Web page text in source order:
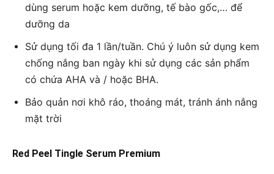
dùng serum hoặc kem dưỡng, tế bào gốc,… để
dưỡng da
Sử dụng tối đa 1 lần/tuần. Chú ý luôn sử dụng kem
chống nắng ban ngày khi sử dụng các sản phẩm
có chứa AHA và / hoặc BHA.
Bảo quản nơi khô ráo, thoáng mát, tránh ánh nắng
mặt trời
Red Peel Tingle Serum Premium